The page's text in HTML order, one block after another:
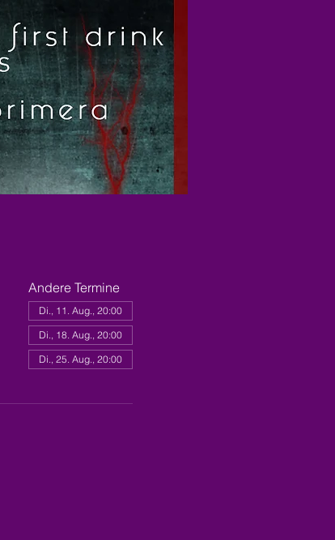
Andere Termine
Di., 11. Aug., 20:00
Di., 18. Aug., 20:00
Di., 25. Aug., 20:00